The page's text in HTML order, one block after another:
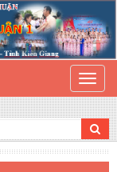
Toggle